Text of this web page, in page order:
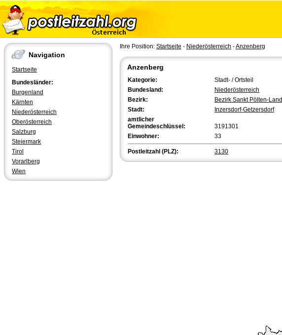
Navigation
Startseite
Bundesländer:
Burgenland
Kärnten
Niederösterreich
Oberösterreich
Salzburg
Steiermark
Tirol
Vorarlberg
Wien
Ihre Position: Startseite - Niederösterreich -Anzenberg
Anzenberg
Kategorie:
Stadt- / Ortsteil
Bundesland:
Niederösterreich
Bezirk:
Bezirk Sankt Pölten-Land
Stadt:
Inzersdorf-Getzersdorf
amtlicher
Gemeindeschlüssel:
3191301
Einwohner:
33
Postleitzahl (PLZ): 3130